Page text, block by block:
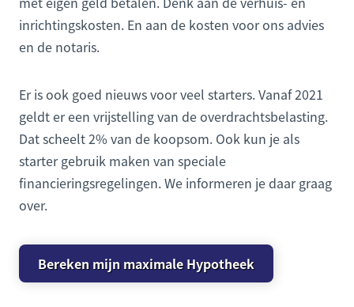
inrichtingskosten. En aan de kosten voor ons advies
en de notaris.
Er is ook goed nieuws voor veel starters. Vanaf 2021
geldt er een vrijstelling van de overdrachtsbelasting.
Dat scheelt 2% van de koopsom. Ook kun je als
starter gebruik maken van speciale
financieringsregelingen. We informeren je daar graag
over.
Bereken mijn maximale Hypotheek